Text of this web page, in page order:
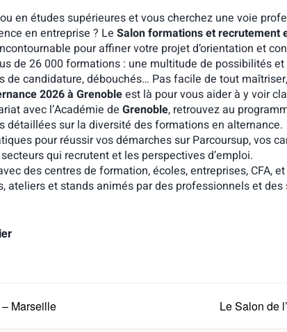
en études supérieures et vous cherchez une voie
en entreprise ? Le Salon formations et recrutement
pour affiner votre projet d’orientation et
de 26 000 formations : une multitude de possibilités
de candidature, débouchés… Pas facile de tout
2026 à Grenobleest là pour vous aider à y voir
avec l’Académie de Grenoble, retrouvez au
détaillées sur la diversité des formations en alternance.
pour réussir vos démarches sur Parcoursup, vos
qui recrutent et les perspectives d’emploi.
des centres de formation, écoles, entreprises, CFA,
ateliers et stands animés par des professionnels et des
Marseille Le Salon de